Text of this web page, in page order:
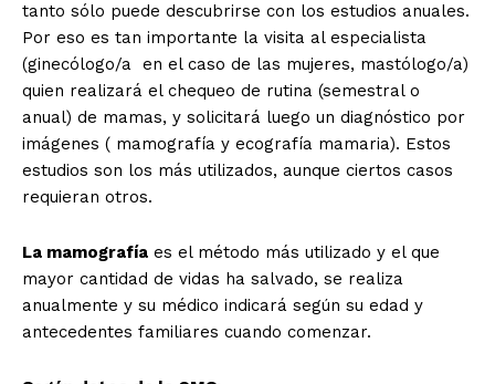
tanto sólo puede descubrirse con los estudios anuales.
Por eso es tan importante la visita al especialista
(ginecólogo/a en el caso de las mujeres, mastólogo/a)
quien realizará el chequeo de rutina (semestral o
anual) de mamas, y solicitará luego un diagnóstico por
imágenes ( mamografía y ecografía mamaria). Estos
estudios son los más utilizados, aunque ciertos casos
requieran otros.
La mamografía es el método más utilizado y el que
mayor cantidad de vidas ha salvado, se realiza
anualmente y su médico indicará según su edad y
antecedentes familiares cuando comenzar.